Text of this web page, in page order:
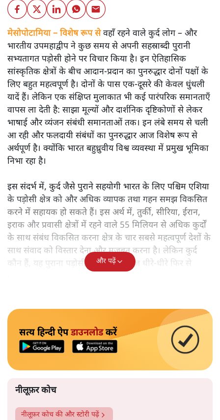
मेसोपोटामिया – विशेष रूप सेवहाँ रहने वाले कुर्द लोग – और
भारतीय उपमहाद्वीप ने कुछ समय से अपनी सहस्राब्दी पुरानी
सभ्यतागत पड़ोसी होने पर विचार किया है। इन ऐतिहासिक
सांस्कृतिक क्षेत्रों के बीच आदान-प्रदान का पुनरुद्धार दोनों पक्षों के
लिए बहुत महत्वपूर्ण है। दोनों के पास एक-दूसरे की केवल धुंधली
यादें हैं। लेकिन एक संक्षिप्त मुलाकात भी कई पारंपरिक समानताएँ
वापस ला देती है: साझा मूल्यों और दार्शनिक दृष्टिकोणों से लेकर
भाषाई और व्यंजन संबंधी समानताओं तक। इन लंबे समय से चली
आ रही और फलदायी संबंधों का पुनरुद्धार आज विशेष रूप से
अर्थपूर्ण है। क्योंकि भारत बहुध्रुवीय विश्व व्यवस्था में प्रमुख भूमिका
निभा रहा है।
इस संदर्भ में, कुर्द जैसे पुराने सहयोगी भारत के लिए पश्चिम एशिया
के पड़ोसी क्षेत्र को और अधिक व्यापक तथा गहन समझ विकसित
करने में सहायक हो सकते हैं। इस अर्थ में, तुर्की, सीरिया, ईरान,
इराक और प्रवासी क्षेत्रों में रहने वाले 55 मिलियन से अधिक कुर्दों
के साथ संबंध विकसित करना क्षेत्र के चार सबसे महत्वपूर्ण देशों के
साथ संवाद को विस्तार देना और मजबूत करना है। लेकिन कुर्द
कौन हैं, यह पुराना पड़ोसी जिसे भारत आज धीरे-धीरे फिर से
और पढ़ें
सत्य हिन्दी ऐपडाउनलोडकरें
नीलूफ़र कोच
नीलूफ़र कोच की और स्टोरी पढ़ें